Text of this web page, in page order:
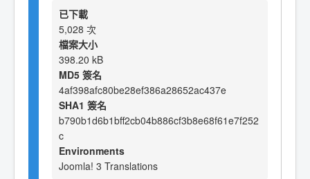
已下載
5,028 次
檔案大小
398.20 kB
MD5 簽名
4af398afc80be28ef386a28652ac437e
SHA1 簽名
b790b1d6b1bff2cb04b886cf3b8e68f61e7f252
c
Environments
Joomla! 3 Translations